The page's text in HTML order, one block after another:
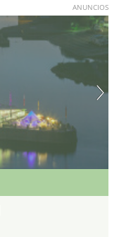
ANUNCIOS